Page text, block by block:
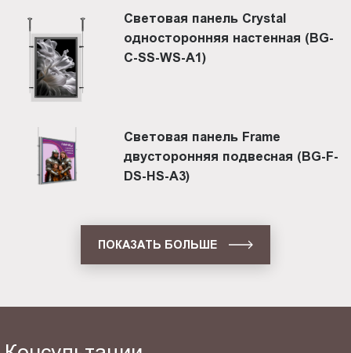
Световая панель Crystal
односторонняя настенная (BG-
C-SS-WS-A1)
Световая панель Frame
двусторонняя подвесная (BG-F-
DS-HS-A3)
ПОКАЗАТЬ БОЛЬШЕ